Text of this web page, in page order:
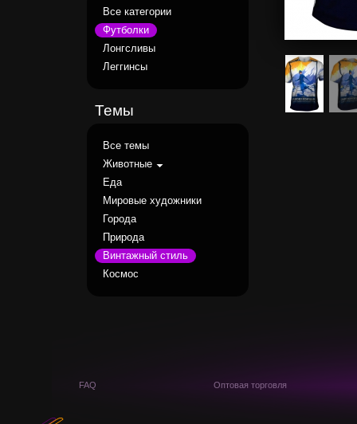
Все категории
Футболки
Лонгсливы
Леггинсы
Темы
Все темы
Животные
Еда
Мировые художники
Города
Природа
Винтажный стиль
Космос
FAQ Оптовая торговля